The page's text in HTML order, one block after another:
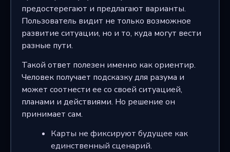
предостерегают и предлагают варианты.
Пользователь видит не только возможное
развитие ситуации, но и то, куда могут вести
разные пути.
Такой ответ полезен именно как ориентир.
Человек получает подсказку для разума и
может соотнести ее со своей ситуацией,
планами и действиями. Но решение он
принимает сам.
Карты не фиксируют будущее как
единственный сценарий.